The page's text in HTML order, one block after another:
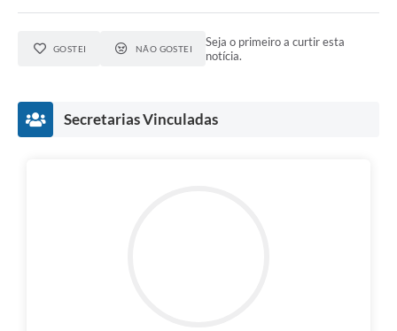
GOSTEI NÃO GOSTEI
Seja o primeiro a curtir esta
notícia.
Secretarias Vinculadas